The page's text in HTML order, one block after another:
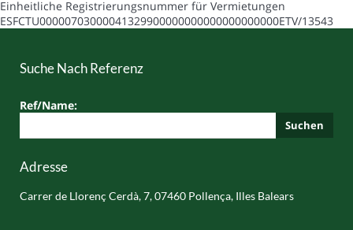
Einheitliche Registrierungsnummer für Vermietungen
ESFCTU00000703000041329900000000000000000000ETV/13543
Suche Nach Referenz
Ref/Name:
Suchen
Adresse
Carrer de Llorenç Cerdà, 7, 07460 Pollença, Illes Balears